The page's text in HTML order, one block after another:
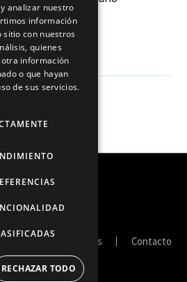
valor y voluntad de
puedo hacer»
Política de cookies Contacto
analizar nuestro
información
sitio con nuestros
quienes
información
o que hayan
de sus servicios.
RECHAZAR TODO